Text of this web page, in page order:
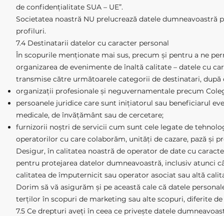
de confidențialitate SUA – UE”.
Societatea noastră NU prelucrează datele
profiluri.
7.4 Destinatarii datelor cu caracter personal
În scopurile menționate mai sus, precum și pentru a ne
organizarea de evenimente de înaltă calitate – datele cu
transmise către următoarele categorii de destinatari,
organizații profesionale și neguvernamentale precum
persoanele juridice care sunt inițiatorul sau beneficiarul
medicale, de învățământ sau de cercetare;
furnizorii noștri de servicii cum sunt cele legate de
operatorilor cu care colaborăm, unități de cazare, pază și
Desigur, în calitatea noastră de operator de date cu
pentru protejarea datelor dumneavoastră, inclusiv atunci
calitatea de împuternicit sau operator asociat sau altă
Dorim să vă asigurăm și pe această cale că datele
terților în scopuri de marketing sau alte scopuri, diferite
7.5 Ce drepturi aveți în ceea ce privește datele